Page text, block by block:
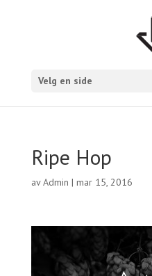
Velg en side
Ripe Hop
avAdmin | mar 15, 2016